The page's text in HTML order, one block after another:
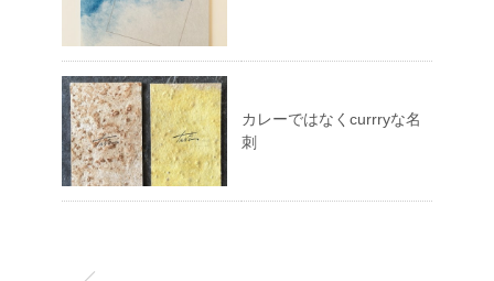
カレーではなくcurrryな名
刺